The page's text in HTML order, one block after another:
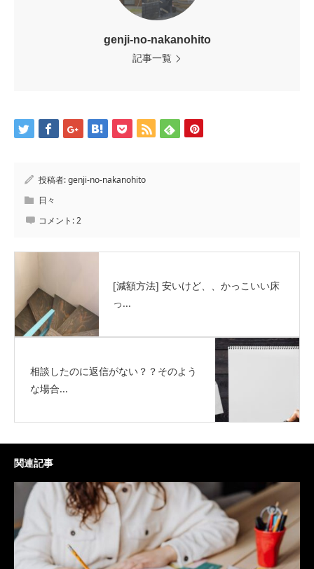
genji-no-nakanohito
記事一覧
投稿者:genji-no-nakanohito
日々
コメント:2
[減額方法] 安いけど、、かっこいい床
っ...
相談したのに返信がない？？そのよう
な場合...
関連記事